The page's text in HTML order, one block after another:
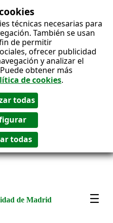
técnicas necesarias para
También se usan
de permitir
ofrecer publicidad
y analizar el
obtener más
de cookies.
de Madrid